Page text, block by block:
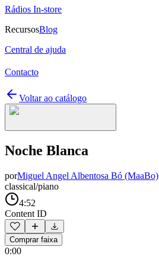
Rádios In-store
RecursosBlog
Central de ajuda
Contacto
Voltar ao catálogo
Noche Blanca
porMiguel Angel Albentosa Bó (MaaBo)
classical/piano
4:52
Content ID
Comprar faixa
0:00